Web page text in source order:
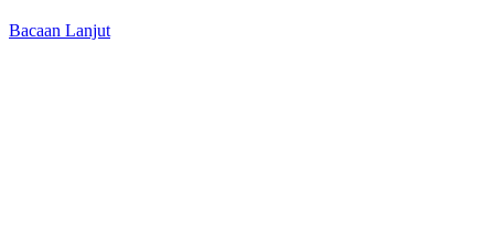
Bacaan Lanjut